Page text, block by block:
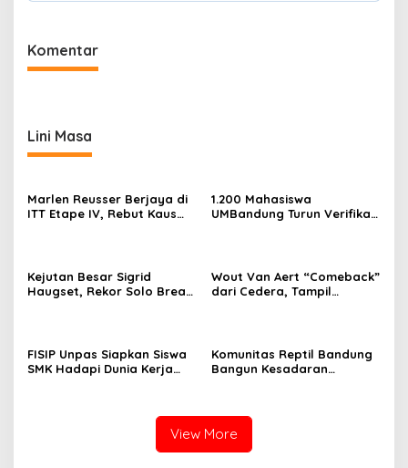
Komentar
Lini Masa
Marlen Reusser Berjaya di
ITT Etape IV, Rebut Kaus
1.200 Mahasiswa
UMBandung Turun Verifikasi
Menyelamatkan Generasi
Kejutan Besar Sigrid
Haugset, Rekor Solo Break
Wout Van Aert “Comeback”
dari Cedera, Tampil
FISIP Unpas Siapkan Siswa
SMK Hadapi Dunia Kerja
Komunitas Reptil Bandung
Bangun Kesadaran
View More